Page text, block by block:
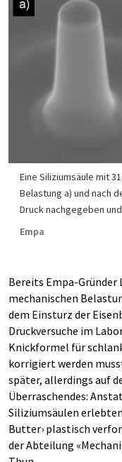
Eine Siliziumsäule mit
Belastung a) und nach
Druck nachgegeben
Empa
Bereits Empa-
mechanischen
dem Einsturz der
Druckversuche im
Knickformel für
korrigiert werden
später, allerdings auf
Überraschendes:
Siliziumsäulen
Butter› plastisch
der Abteilung